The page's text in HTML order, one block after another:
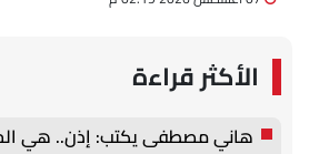
الأكثر قراءة
هاني مصطفى يكتب: إذن.. هي